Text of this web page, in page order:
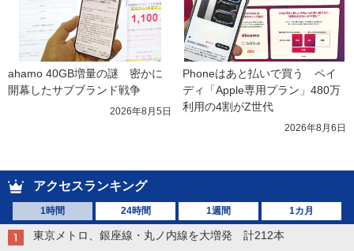
ahamo 40GB増量の謎　密かに
開幕したサブブランド戦争
2026年8月5日
Phoneはあと払いで買う　ペイ
ディ「Apple専用プラン」480万
利用の4割がZ世代
2026年8月6日
アクセスランキング
1時間 24時間 1週間 1カ月
東京メトロ、銀座線・丸ノ内線を大増発 計212本